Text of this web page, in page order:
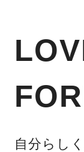
自分らし